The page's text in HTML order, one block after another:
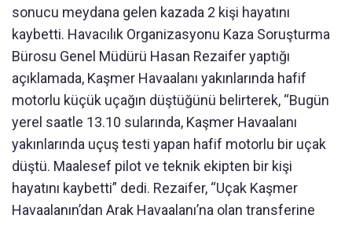
sonucu meydana gelen kazada 2 kişi hayatını
kaybetti. Havacılık Organizasyonu Kaza Soruşturma
Bürosu Genel Müdürü Hasan Rezaifer yaptığı
açıklamada, Kaşmer Havaalanı yakınlarında hafif
motorlu küçük uçağın düştüğünü belirterek, “Bugün
yerel saatle 13.10 sularında, Kaşmer Havaalanı
yakınlarında uçuş testi yapan hafif motorlu bir uçak
düştü. Maalesef pilot ve teknik ekipten bir kişi
hayatını kaybetti” dedi. Rezaifer, “Uçak Kaşmer
Havaalanın’dan Arak Havaalanı’na olan transferine